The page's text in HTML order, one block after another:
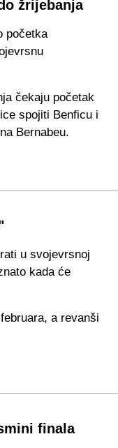
žrijebanja
početka
čekaju početak
spojiti Benficu i
Bernabeu.
u svojevrsnoj
kada će
a revanši
finala